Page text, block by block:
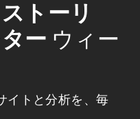
トーリ
ー ウィー
イトと分析を、毎